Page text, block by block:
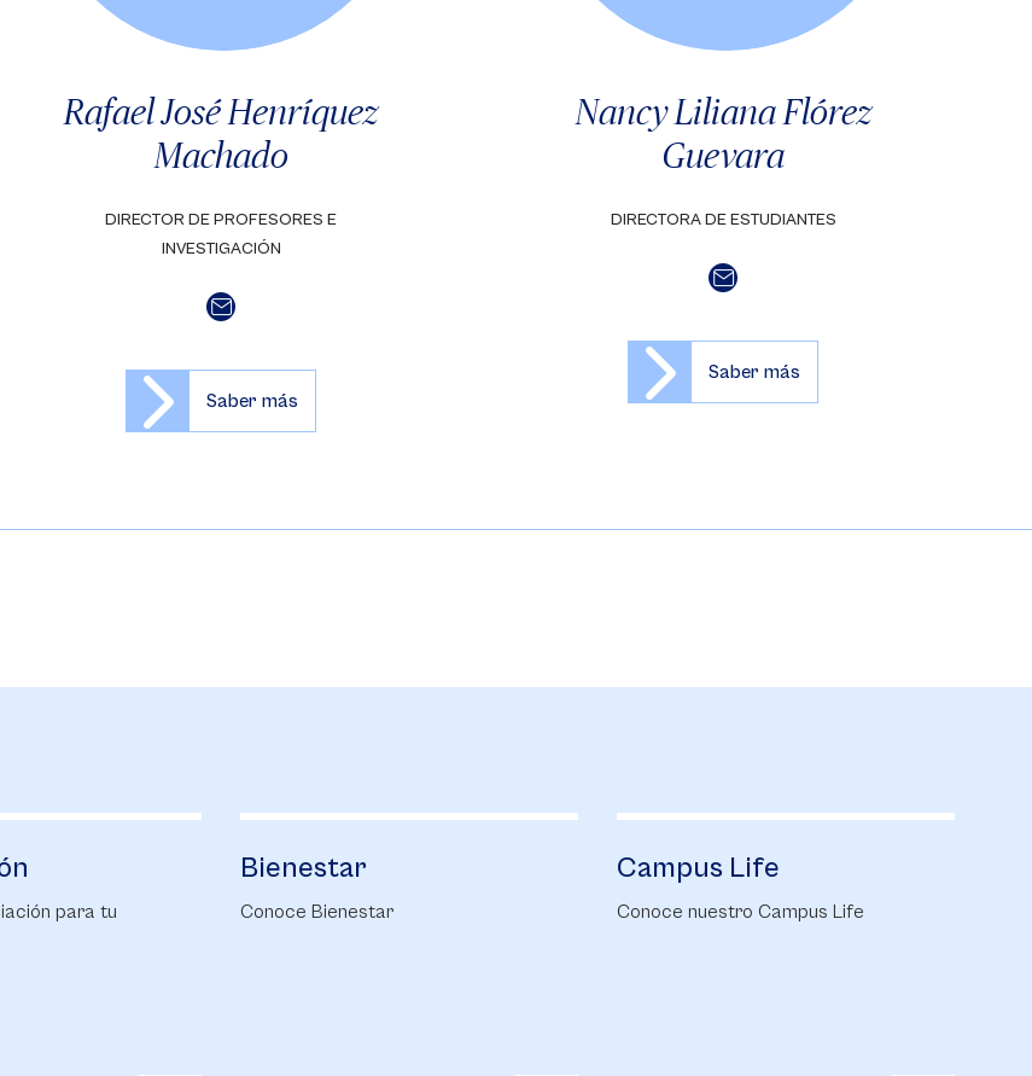
Rafael José Henríquez
Machado
DIRECTOR DE PROFESORES E
INVESTIGACIÓN
Saber más
Nancy Liliana Flórez
Guevara
DIRECTORA DE ESTUDIANTES
Saber más
Bienestar
Conoce Bienestar
Campus Life
Conoce nuestro Campus Life